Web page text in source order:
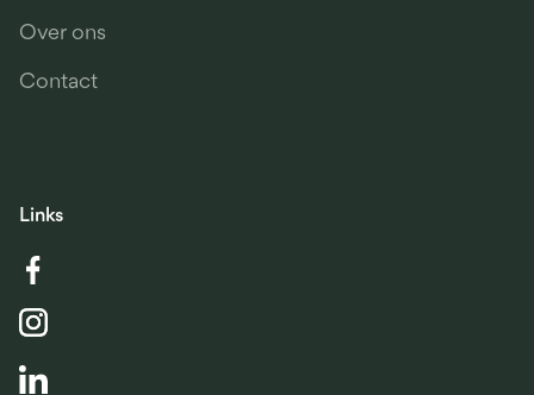
Over ons
Contact
Links